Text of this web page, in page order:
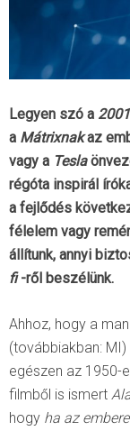
Legyen szó a
a Mátrixnakaz
vagy a Tesla
régóta inspirál
a fejlődés
félelem vagy
állítunk, annyi
fi-ről beszélünk.
Ahhoz, hogy a
(továbbiakban:
egészen az 1950-
filmből is ismert
hogy ha az